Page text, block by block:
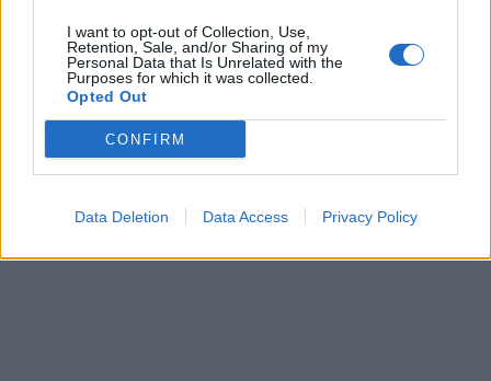
I want to opt-out of Collection, Use,
Retention, Sale, and/or Sharing of my
Personal Data that Is Unrelated with the
Purposes for which it was collected.
Opted Out
CONFIRM
Data Deletion Data Access Privacy Policy
“Η Ελλάδα νομιμοποιούνταν να διεκδικήσει μεταπολεμικά
την ενσωμάτωσή τους στον εθνικό κορμό, αφού…